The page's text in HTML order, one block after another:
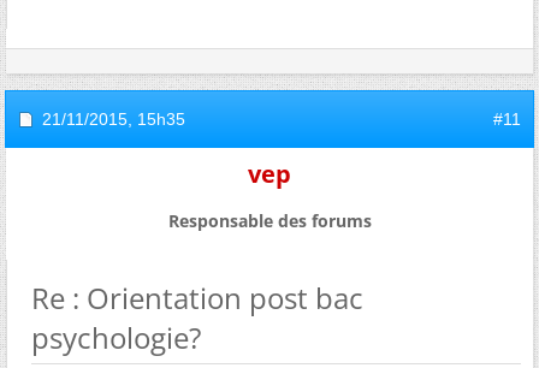
21/11/2015, 15h35 #11
vep
Responsable des forums
Re : Orientation post bac
psychologie?